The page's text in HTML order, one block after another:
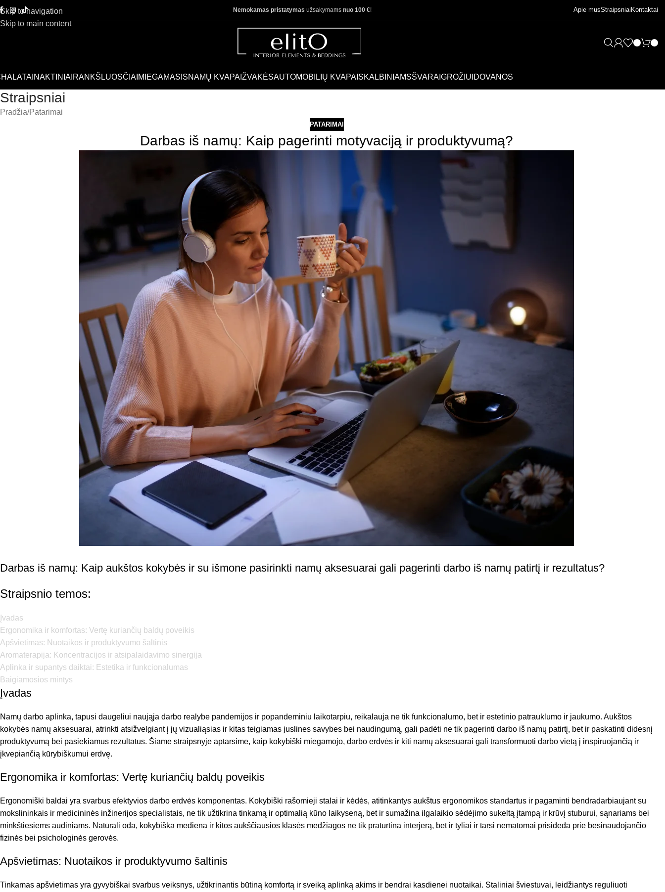
Skip to navigation
Skip to main content
Nemokamas pristatymas užsakymams nuo 100 €! Apie musStraipsniai Kontaktai
NAKTINIAI RANKŠLUOSČIAI MIEGAMASISNAMŲ KVAPAI ŽVAKĖSAUTOMOBILIŲ KVAPAI SKALBINIAMSŠVARAI GROŽIUI DOVANOS
Straipsniai
Pradžia Patarimai
PATARIMAI
Darbas iš namų: Kaip pagerinti motyvaciją ir produktyvumą?
Darbas iš namų: Kaip aukštos kokybės ir su išmone pasirinkti namų aksesuarai gali pagerinti darbo iš namų patirtį ir rezultatus?
Straipsnio temos:
Įvadas
Ergonomika ir komfortas: Vertę kuriančių baldų poveikis
Apšvietimas: Nuotaikos ir produktyvumo šaltinis
Aromaterapija: Koncentracijos ir atsipalaidavimo sinergija
Aplinka ir supantys daiktai: Estetika ir funkcionalumas
Baigiamosios mintys
Įvadas
Namų darbo aplinka, tapusi daugeliui naująja darbo realybe pandemijos ir popandeminiu laikotarpiu, reikalauja ne tik funkcionalumo, bet ir estetinio patrauklumo ir jaukumo. Aukštos
kokybės namų aksesuarai, atrinkti atsižvelgiant į jų vizualiąsias ir kitas teigiamas juslines savybes bei naudingumą, gali padėti ne tik pagerinti darbo iš namų patirtį, bet ir paskatinti didesnį
produktyvumą bei pasiekiamus rezultatus. Šiame straipsnyje aptarsime, kaip kokybiški miegamojo, darbo erdvės ir kiti namų aksesuarai gali transformuoti darbo vietą į inspiruojančią ir
įkvepiančią kūrybiškumui erdvę.
Ergonomika ir komfortas: Vertę kuriančių baldų poveikis
Ergonomiški baldai yra svarbus efektyvios darbo erdvės komponentas. Kokybiški rašomieji stalai ir kėdės, atitinkantys aukštus ergonomikos standartus ir pagaminti bendradarbiaujant su
mokslininkais ir medicininės inžinerijos specialistais, ne tik užtikrina tinkamą ir optimalią kūno laikyseną, bet ir sumažina ilgalaikio sėdėjimo sukeltą įtampą ir krūvį stuburui, sąnariams bei
minkštiesiems audiniams. Natūrali oda, kokybiška mediena ir kitos aukščiausios klasės medžiagos ne tik praturtina interjerą, bet ir tyliai ir tarsi nematomai prisideda prie besinaudojančio
fizinės bei psichologinės gerovės.
Apšvietimas: Nuotaikos ir produktyvumo šaltinis
Tinkamas apšvietimas yra gyvybiškai svarbus veiksnys, užtikrinantis būtiną komfortą ir sveiką aplinką akims ir bendrai kasdienei nuotaikai. Staliniai šviestuvai, leidžiantys reguliuoti